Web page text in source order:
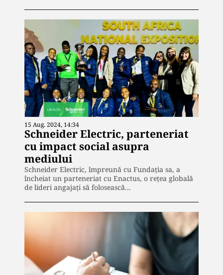
15 Aug. 2024, 14:34
Schneider Electric, parteneriat
cu impact social asupra
mediului
Schneider Electric, împreună cu Fundaţia sa, a
încheiat un parteneriat cu Enactus, o reţea globală
de lideri angajaţi să folosească…